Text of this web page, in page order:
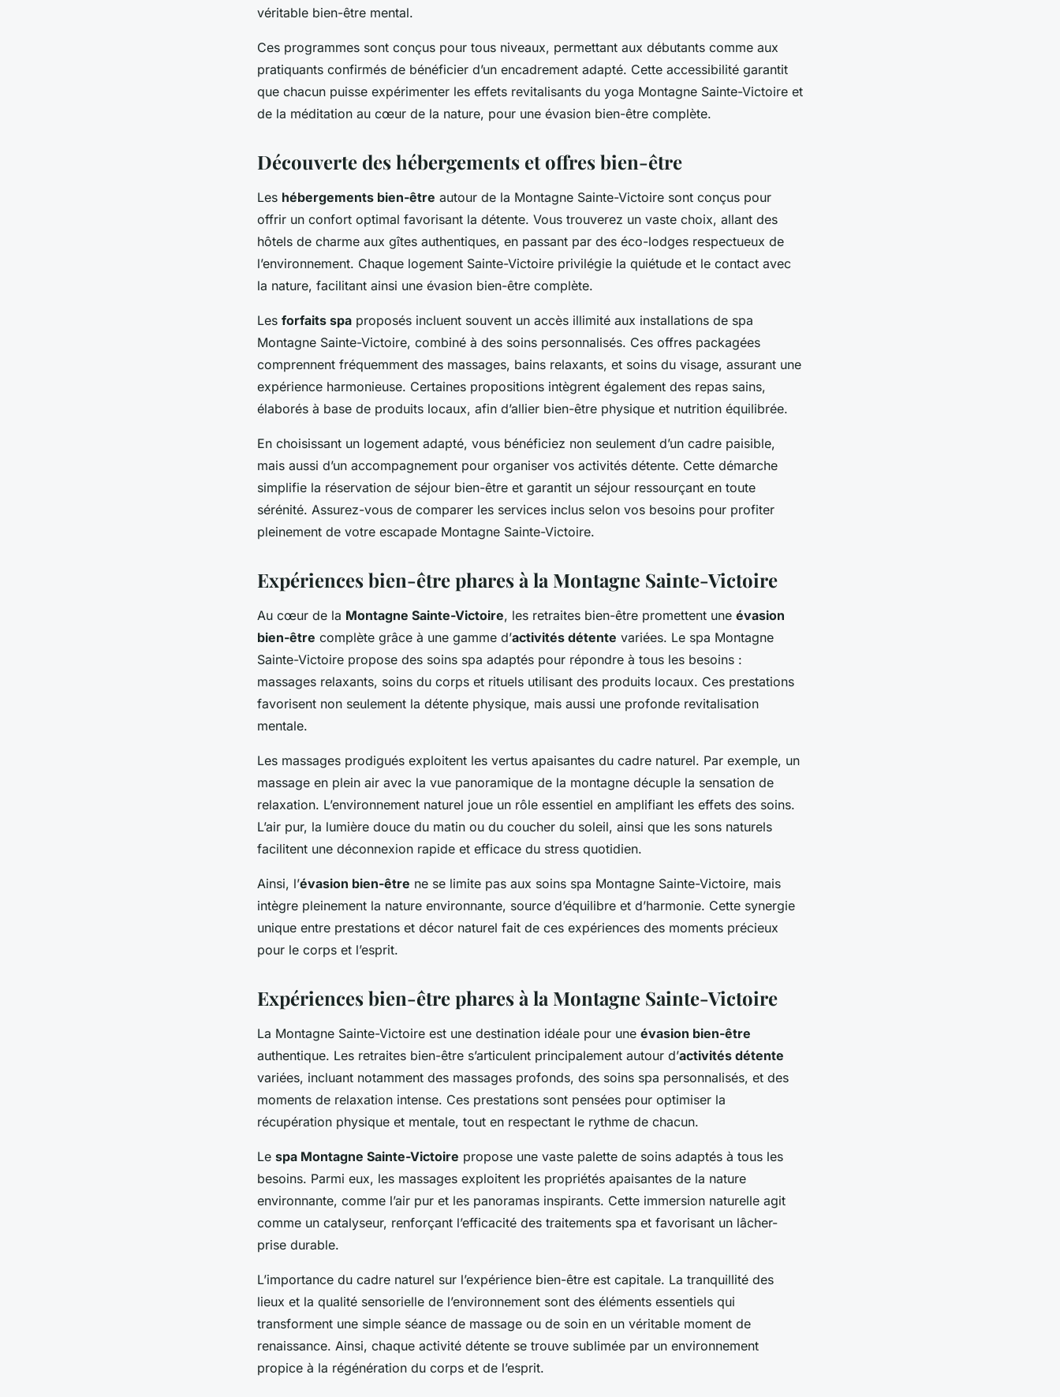
véritable bien-être mental.
Ces programmes sont conçus pour tous niveaux, permettant aux débutants comme aux
pratiquants confirmés de bénéficier d’un encadrement adapté. Cette accessibilité garantit
que chacun puisse expérimenter les effets revitalisants du yoga Montagne Sainte-Victoire et
de la méditation au cœur de la nature, pour une évasion bien-être complète.
Découverte des hébergements et offres bien-être
Les hébergements bien-être autour de la Montagne Sainte-Victoire sont conçus pour
offrir un confort optimal favorisant la détente. Vous trouverez un vaste choix, allant des
hôtels de charme aux gîtes authentiques, en passant par des éco-lodges respectueux de
l’environnement. Chaque logement Sainte-Victoire privilégie la quiétude et le contact avec
la nature, facilitant ainsi une évasion bien-être complète.
Les forfaits spa proposés incluent souvent un accès illimité aux installations de spa
Montagne Sainte-Victoire, combiné à des soins personnalisés. Ces offres packagées
comprennent fréquemment des massages, bains relaxants, et soins du visage, assurant une
expérience harmonieuse. Certaines propositions intègrent également des repas sains,
élaborés à base de produits locaux, afin d’allier bien-être physique et nutrition équilibrée.
En choisissant un logement adapté, vous bénéficiez non seulement d’un cadre paisible,
mais aussi d’un accompagnement pour organiser vos activités détente. Cette démarche
simplifie la réservation de séjour bien-être et garantit un séjour ressourçant en toute
sérénité. Assurez-vous de comparer les services inclus selon vos besoins pour profiter
pleinement de votre escapade Montagne Sainte-Victoire.
Expériences bien-être phares à la Montagne Sainte-Victoire
Au cœur de la Montagne Sainte-Victoire, les retraites bien-être promettent une évasion
bien-être complète grâce à une gamme d’activités détente variées. Le spa Montagne
Sainte-Victoire propose des soins spa adaptés pour répondre à tous les besoins :
massages relaxants, soins du corps et rituels utilisant des produits locaux. Ces prestations
favorisent non seulement la détente physique, mais aussi une profonde revitalisation
mentale.
Les massages prodigués exploitent les vertus apaisantes du cadre naturel. Par exemple, un
massage en plein air avec la vue panoramique de la montagne décuple la sensation de
relaxation. L’environnement naturel joue un rôle essentiel en amplifiant les effets des soins.
L’air pur, la lumière douce du matin ou du coucher du soleil, ainsi que les sons naturels
facilitent une déconnexion rapide et efficace du stress quotidien.
Ainsi, l’évasion bien-être ne se limite pas aux soins spa Montagne Sainte-Victoire, mais
intègre pleinement la nature environnante, source d’équilibre et d’harmonie. Cette synergie
unique entre prestations et décor naturel fait de ces expériences des moments précieux
pour le corps et l’esprit.
Expériences bien-être phares à la Montagne Sainte-Victoire
La Montagne Sainte-Victoire est une destination idéale pour une évasion bien-être
authentique. Les retraites bien-être s’articulent principalement autour d’activités détente
variées, incluant notamment des massages profonds, des soins spa personnalisés, et des
moments de relaxation intense. Ces prestations sont pensées pour optimiser la
récupération physique et mentale, tout en respectant le rythme de chacun.
Le spa Montagne Sainte-Victoire propose une vaste palette de soins adaptés à tous les
besoins. Parmi eux, les massages exploitent les propriétés apaisantes de la nature
environnante, comme l’air pur et les panoramas inspirants. Cette immersion naturelle agit
comme un catalyseur, renforçant l’efficacité des traitements spa et favorisant un lâcher-
prise durable.
L’importance du cadre naturel sur l’expérience bien-être est capitale. La tranquillité des
lieux et la qualité sensorielle de l’environnement sont des éléments essentiels qui
transforment une simple séance de massage ou de soin en un véritable moment de
renaissance. Ainsi, chaque activité détente se trouve sublimée par un environnement
propice à la régénération du corps et de l’esprit.